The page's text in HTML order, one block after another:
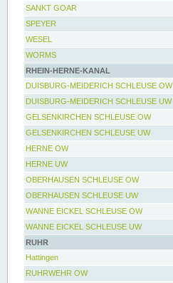
SANKT GOAR
SPEYER
WESEL
WORMS
RHEIN-HERNE-KANAL
DUISBURG-MEIDERICH SCHLEUSE OW
DUISBURG-MEIDERICH SCHLEUSE UW
GELSENKIRCHEN SCHLEUSE OW
GELSENKIRCHEN SCHLEUSE UW
HERNE OW
HERNE UW
OBERHAUSEN SCHLEUSE OW
OBERHAUSEN SCHLEUSE UW
WANNE EICKEL SCHLEUSE OW
WANNE EICKEL SCHLEUSE UW
RUHR
Hattingen
RUHRWEHR OW